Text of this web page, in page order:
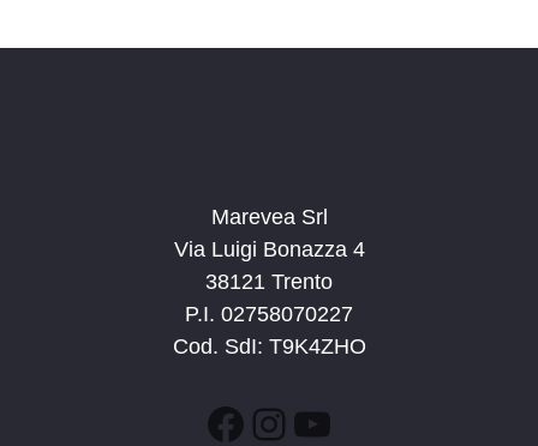
Marevea Srl
Via Luigi Bonazza 4
38121 Trento
P.I. 02758070227
Cod. SdI: T9K4ZHO
Facebook
Instagram
YouTube